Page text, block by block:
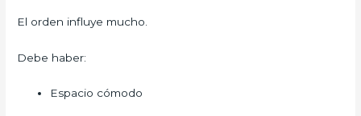
El orden influye mucho.
Debe haber:
Espacio cómodo